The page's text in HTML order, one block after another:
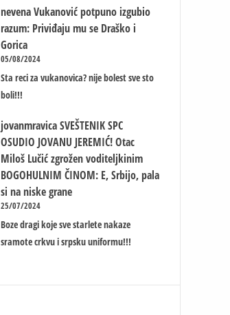
nevena Vukanović potpuno izgubio
razum: Priviđaju mu se Draško i
Gorica
05/08/2024
Sta reci za vukanovica? nije bolest sve sto
boli!!!
jovanmravica SVEŠTENIK SPC
OSUDIO JOVANU JEREMIĆ! Otac
Miloš Lučić zgrožen voditeljkinim
BOGOHULNIM ČINOM: E, Srbijo, pala
si na niske grane
25/07/2024
Boze dragi koje sve starlete nakaze
sramote crkvu i srpsku uniformu!!!